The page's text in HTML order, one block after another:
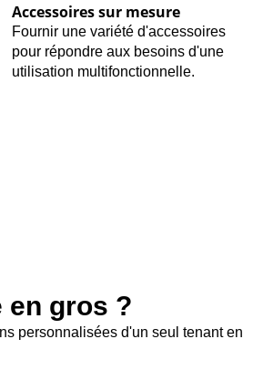
Accessoires sur mesure
Fournir une variété d'accessoires
pour répondre aux besoins d'une
utilisation multifonctionnelle.
gros ?
personnalisées d'un seul tenant en